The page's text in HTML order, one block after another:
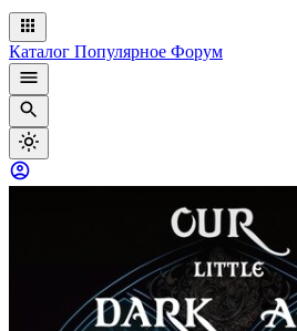
Каталог Популярное Форум